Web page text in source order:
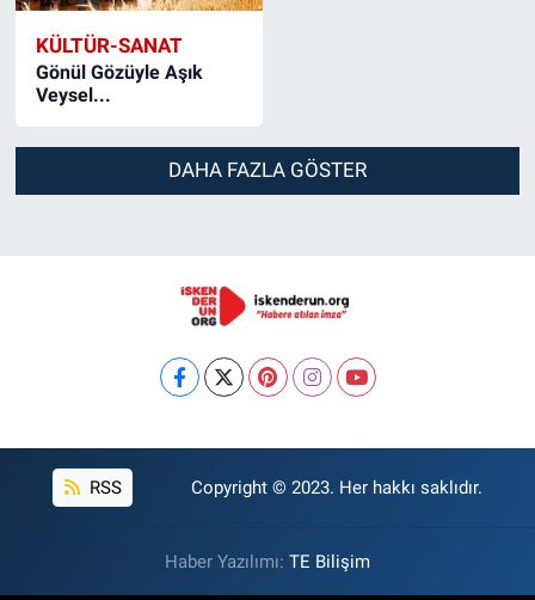
KÜLTÜR-SANAT
Gönül Gözüyle Aşık
Veysel...
DAHA FAZLA GÖSTER
RSS Copyright © 2023. Her hakkı saklıdır.
Haber Yazılımı: TE Bilişim